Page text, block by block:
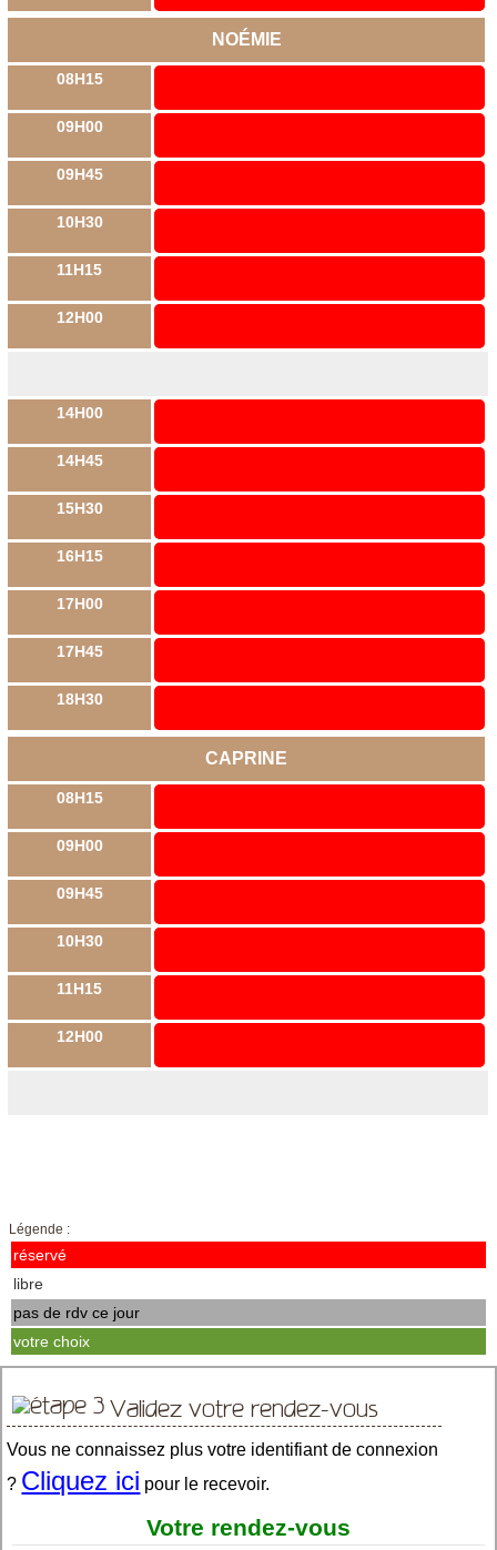
NOÉMIE
08H15
09H00
09H45
10H30
11H15
12H00
14H00
14H45
15H30
16H15
17H00
17H45
18H30
CAPRINE
08H15
09H00
09H45
10H30
11H15
12H00
Légende :
réservé
libre
pas de rdv ce jour
votre choix
Validez votre rendez-vous
Vous ne connaissez plus votre identifiant de connexion
? Cliquez ici pour le recevoir.
Votre rendez-vous